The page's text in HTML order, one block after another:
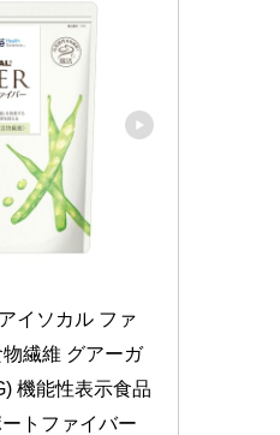
イソカル ファ
繊維 グアーガ
機能性表示食品
トファイバー